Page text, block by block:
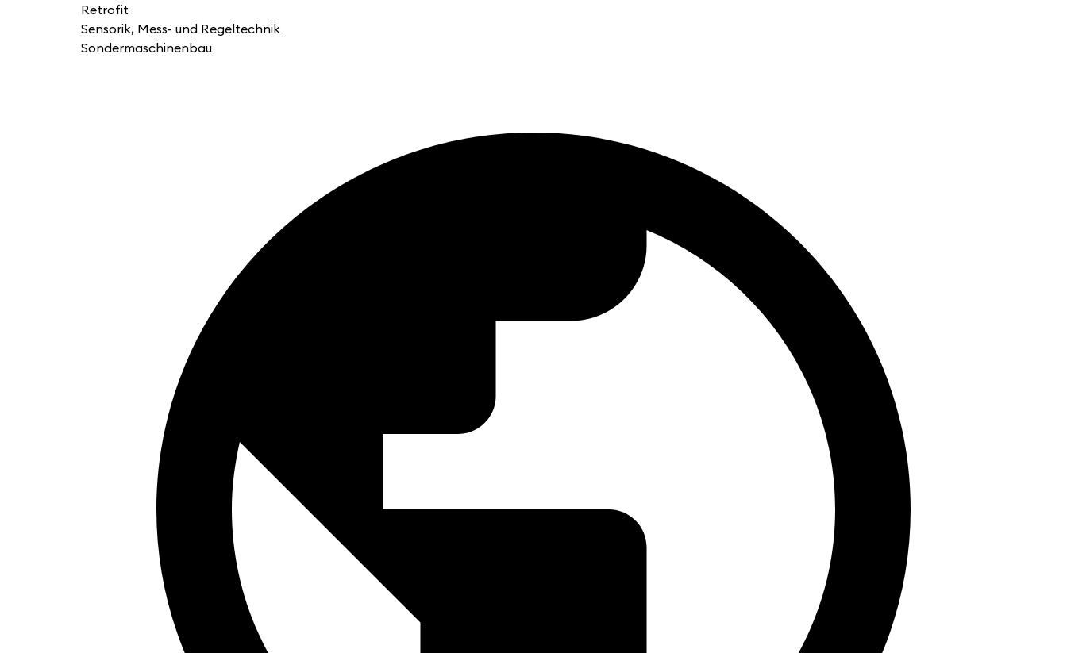
Retrofit
Sensorik, Mess- und Regeltechnik
Sondermaschinenbau